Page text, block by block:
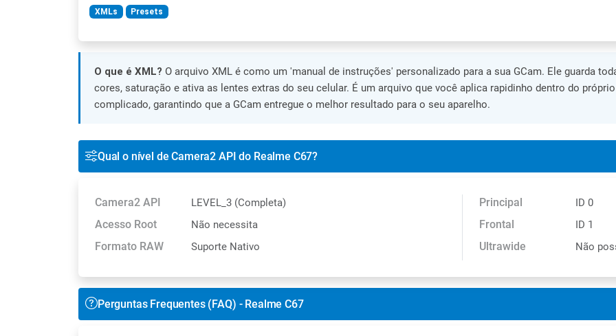
XMLs Presets
O que é XML? O arquivo XML é como um 'manual de instruções' personalizado para a sua GCam. Ele guarda
cores, saturação e ativa as lentes extras do seu celular. É um arquivo que você aplica rapidinho dentro do
complicado, garantindo que a GCam entregue o melhor resultado para o seu aparelho.
Qual o nível de Camera2 API do Realme C67?
Camera2 API LEVEL_3 (Completa)
Acesso Root Não necessita
Formato RAW Suporte Nativo
Principal ID 0
Frontal ID 1
Ultrawide Não
Perguntas Frequentes (FAQ) - Realme C67